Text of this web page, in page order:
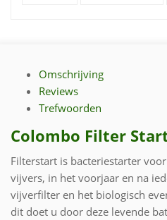
Omschrijving
Reviews
Trefwoorden
Colombo Filter
Filterstart is bacteriestarter
vijvers, in het voorjaar en na
vijverfilter en het biologisch
dit doet u door deze levende